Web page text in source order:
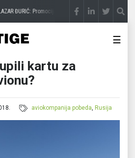
ĐURIĆ: Promocija potencijal pretvara u destinaciju
☰
kartu za
aviokompanija pobeda,Rusija